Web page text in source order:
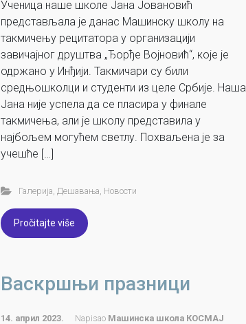
Ученица наше школе Јана Јовановић
представљала је данас Машинску школу на
такмичењу рецитатора у организацији
завичајног друштва „Ђорђе Војновић“, које је
одржано у Инђији. Такмичари су били
средњошколци и студенти из целе Србије. Наша
Јана није успела да се пласира у финале
такмичења, али је школу представила у
најбољем могућем светлу. Похваљена је за
учешће […]
Галерија Дешавања Новости
Pročitajte više
Васкршњи празници
14. април 2023. Napisao Машинска школа КОСМАЈ